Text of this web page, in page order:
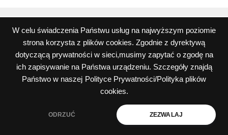
W celu świadczenia Państwu usług na najwyższym poziomie
strona korzysta z plików cookies. Zgodnie z dyrektywą
dotyczącą prywatności w sieci,musimy zapytać o zgodę na
ich zapisywanie na Państwa urządzeniu. Szczegóły znajdą
Państwo w naszej Polityce Prywatności/Polityka plików
cookies.
ODRZUĆ ZEZWALAJ
© Wszystkie teksty, rysunki, zdjęcia oraz wszystkie inne
informacje opublikowane na niniejszych stronach
podlegają prawom autorskim firmy Peos Oskar Perek
Polityka prywatności i plików cookies